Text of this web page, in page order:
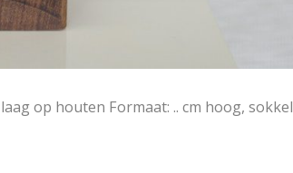
op houten Formaat: .. cm hoog, sokkel